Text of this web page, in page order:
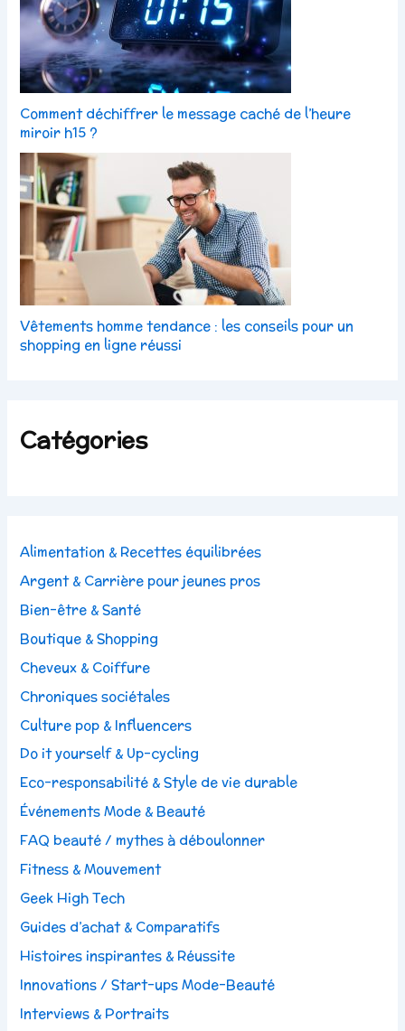
Comment déchiffrer le message caché de l’heure
miroir h15 ?
Vêtements homme tendance : les conseils pour un
shopping en ligne réussi
Catégories
Alimentation & Recettes équilibrées
Argent & Carrière pour jeunes pros
Bien-être & Santé
Boutique & Shopping
Cheveux & Coiffure
Chroniques sociétales
Culture pop & Influencers
Do it yourself & Up-cycling
Eco-responsabilité & Style de vie durable
Événements Mode & Beauté
FAQ beauté / mythes à déboulonner
Fitness & Mouvement
Geek High Tech
Guides d’achat & Comparatifs
Histoires inspirantes & Réussite
Innovations / Start-ups Mode-Beauté
Interviews & Portraits